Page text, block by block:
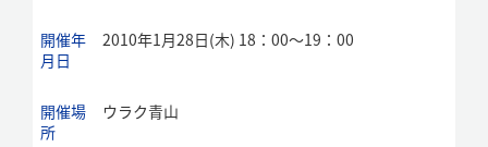
開催年
月日
2010年1月28日(木) 18：00～19：00
開催場
所
ウラク青山